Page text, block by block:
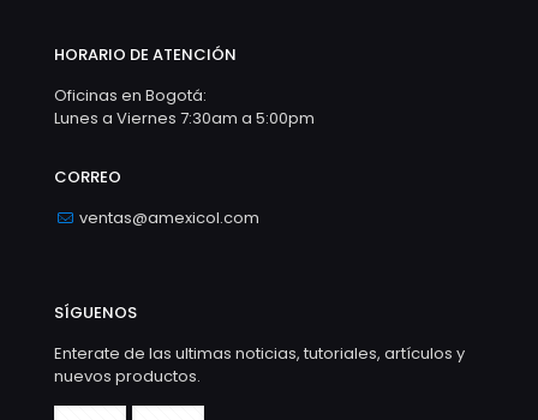
HORARIO DE ATENCIÓN
Oficinas en Bogotá:
Lunes a Viernes 7:30am a 5:00pm
CORREO
ventas@amexicol.com
SÍGUENOS
Enterate de las ultimas noticias, tutoriales, artículos y
nuevos productos.